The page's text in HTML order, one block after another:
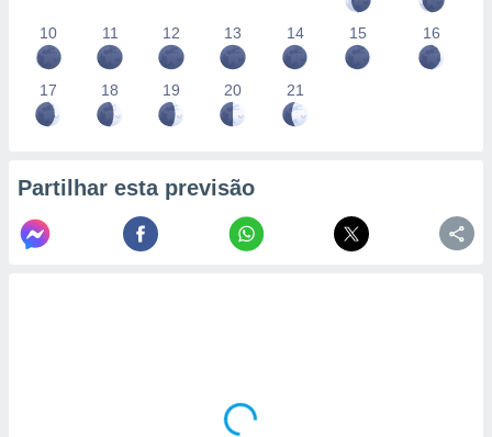
10 11 12 13 14 15 16
17 18 19 20 21
Partilhar esta previsão